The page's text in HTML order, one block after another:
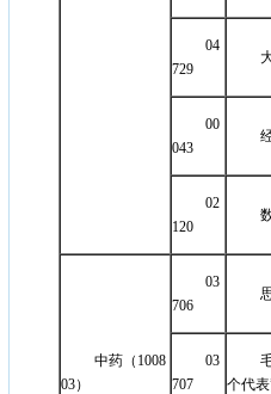
04
729
00
043
02
120
中药（1008
03）
03
706
03
707
个代